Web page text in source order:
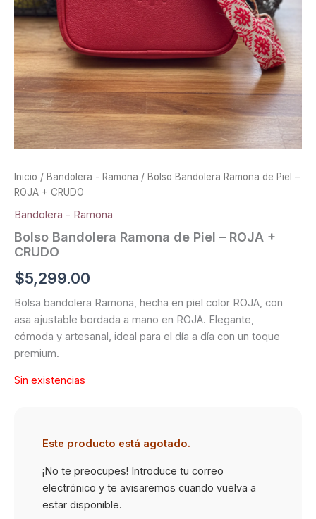
Inicio / Bandolera - Ramona / Bolso Bandolera Ramona de Piel –
ROJA + CRUDO
Bandolera - Ramona
Bolso Bandolera Ramona de Piel – ROJA +
CRUDO
$5,299.00
Bolsa bandolera Ramona, hecha en piel color ROJA, con
asa ajustable bordada a mano en ROJA. Elegante,
cómoda y artesanal, ideal para el día a día con un toque
premium.
Sin existencias
Este producto está agotado.
¡No te preocupes! Introduce tu correo
electrónico y te avisaremos cuando vuelva a
estar disponible.